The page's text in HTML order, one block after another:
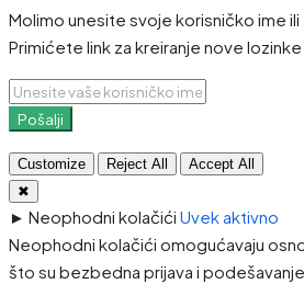
Molimo unesite svoje korisničko ime ili
Primićete link za kreiranje nove lozinke
Pošalji
Customize Reject All
Accept All
✖
► Neophodni kolačići Uvek aktivno
Neophodni kolačići omogućavaju
što su bezbedna prijava i